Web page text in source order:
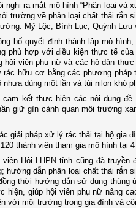
nghị ra mắt mô hình “Phân loại và
trường về phân loại chất thải rắn
Mỹ Lộc, Bình Lục, Quỳnh Lưu
bố quyết định thành lập mô hình,
phù hợp với điều kiện thực tế
hội viên phụ nữ và các hộ dân thực
hữu cơ bằng các phương pháp
dùng một lần và túi nilon khó
kết thực hiện các nội dung đề
giữ gìn cảnh quan môi trường
giải pháp xử lý rác thải tại hộ gia
thành viên tham gia mô hình tại
Hội LHPN tỉnh cũngđã truyền
dẫn phân loại chất thải rắn
thời hướng dẫn sử dụng thùng
hiện, giúp hội viên phụ nữ nâng
với môi trường trong gia đình và